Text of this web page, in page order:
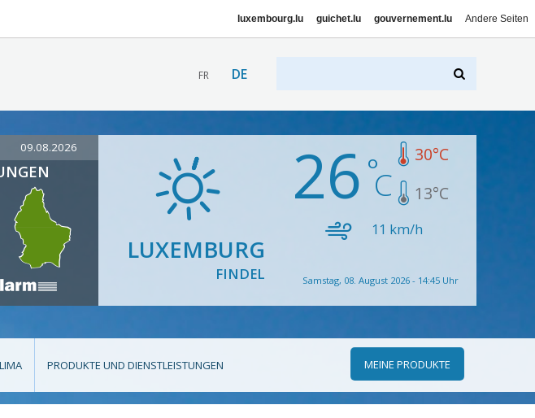
luxembourg.lu guichet.lu gouvernement.lu Andere Seiten
FR DE
09.08.2026
LUXEMBURG
FINDEL
26 30°C
13°C
11 km/h
Samstag, 08. August 2026 - 14:45 Uhr
PRODUKTE UND DIENSTLEISTUNGEN MEINE PRODUKTE